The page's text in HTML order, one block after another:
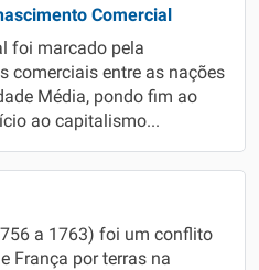
Comercial
foi marcado pela
comerciais entre as nações
Média, pondo fim ao
ao capitalismo...
a 1763) foi um conflito
França por terras na